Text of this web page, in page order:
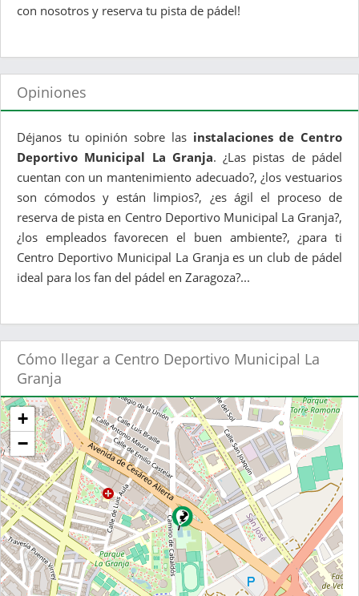
con nosotros y reserva tu pista de pádel!
Opiniones
Déjanos tu opinión sobre las instalaciones de Centro
Deportivo Municipal La Granja. ¿Las pistas de pádel
cuentan con un mantenimiento adecuado?, ¿los vestuarios
son cómodos y están limpios?, ¿es ágil el proceso de
reserva de pista en Centro Deportivo Municipal La Granja?,
¿los empleados favorecen el buen ambiente?, ¿para ti
Centro Deportivo Municipal La Granja es un club de pádel
ideal para los fan del pádel en Zaragoza?...
Cómo llegar a Centro Deportivo Municipal La
Granja
+
−